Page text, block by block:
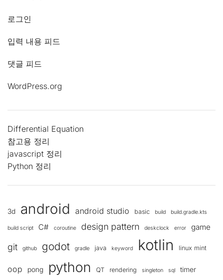
로그인
입력 내용 피드
댓글 피드
WordPress.org
Differential Equation
참고용 정리
javascript 정리
Python 정리
3d android android studio basic build build.gradle.kts
build script C# coroutine design pattern deskclock error game
git github godot gradle java keyword kotlin linux mint
oop pong python QT rendering singleton sql timer